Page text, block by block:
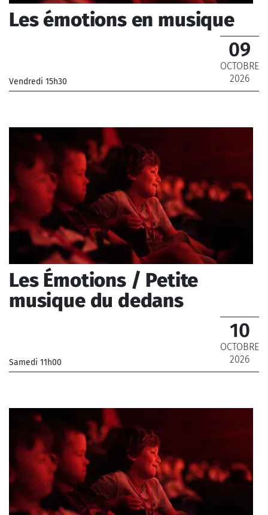
Les émotions en musique
Vendredi 15h30
09
OCTOBRE
2026
Les Émotions / Petite
musique du dedans
Samedi 11h00
10
OCTOBRE
2026
_ De 8 € à 16 €